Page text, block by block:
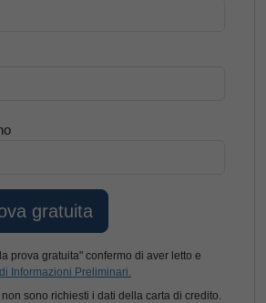
prova gratuita" confermo di aver letto e
Informazioni Preliminari.
sono richiesti i dati della carta di credito.